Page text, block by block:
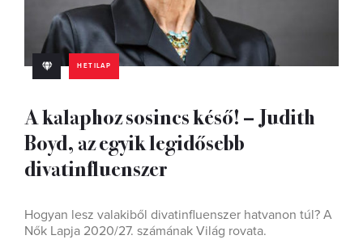
HETILAP
A kalaphoz sosincs késő! – Judith
Boyd, az egyik legidősebb
divatinfluenszer
Hogyan lesz valakiből divatinfluenszer hatvanon túl? A
Nők Lapja 2020/27. számának Világ rovata.